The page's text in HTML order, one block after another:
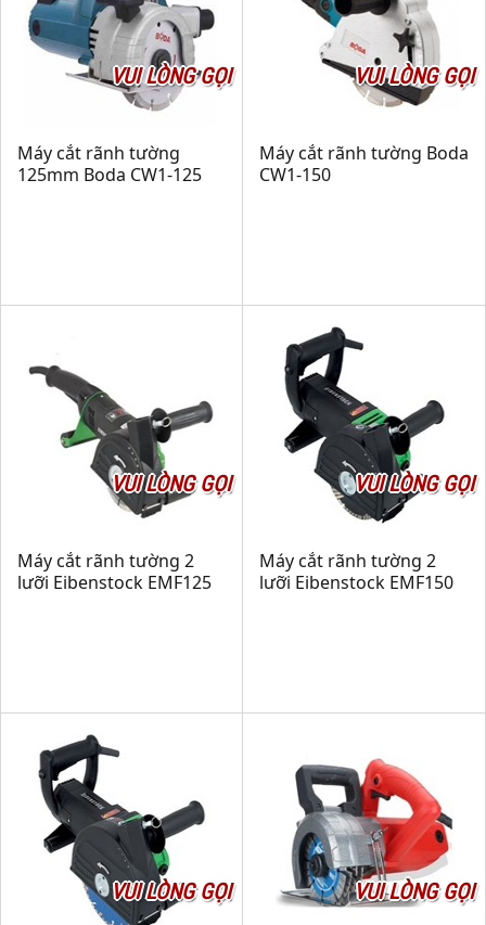
VUI LÒNG GỌI
Máy cắt rãnh tường
125mm Boda CW1-125
VUI LÒNG GỌI
Máy cắt rãnh tường Boda
CW1-150
VUI LÒNG GỌI
Máy cắt rãnh tường 2
lưỡi Eibenstock EMF125
VUI LÒNG GỌI
Máy cắt rãnh tường 2
lưỡi Eibenstock EMF150
VUI LÒNG GỌI VUI LÒNG GỌI